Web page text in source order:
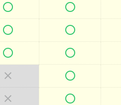
 
 
 
 
 